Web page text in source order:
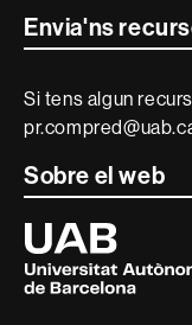
Envia'ns
Si tens algun
Sobre el web
Universitat
Autònoma
de
Barcelona